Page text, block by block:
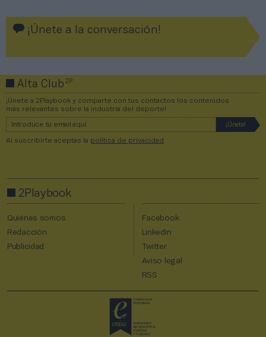
¡Únete a la conversación!
Alta Club2P
¡Únete a 2Playbook y comparte con tus contactos los contenidos
más relevantes sobre la industria del deporte!
Al suscribirte aceptas la política de privacidad
2Playbook
Quiénes somos
Redacción
Publicidad
Facebook
Linkedin
Twitter
Aviso legal
RSS